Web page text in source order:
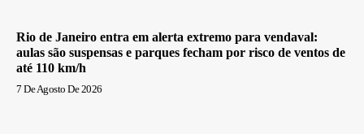
Rio de Janeiro entra em alerta extremo para vendaval:
aulas são suspensas e parques fecham por risco de ventos de
até 110 km/h
7 De Agosto De 2026